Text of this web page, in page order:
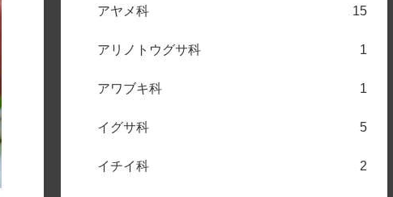
アヤメ科 15
アリノトウグサ科 1
アワブキ科 1
イグサ科 5
イチイ科 2